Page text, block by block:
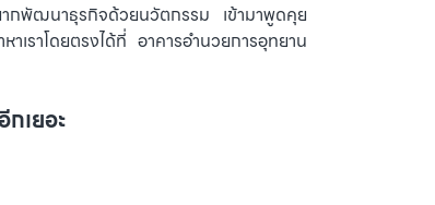
ากพัฒนาธุรกิจด้วยนวัตกรรม เข้ามาพูดคุย
าเราโดยตรงได้ที่ อาคารอำนวยการอุทยาน
กเยอะ